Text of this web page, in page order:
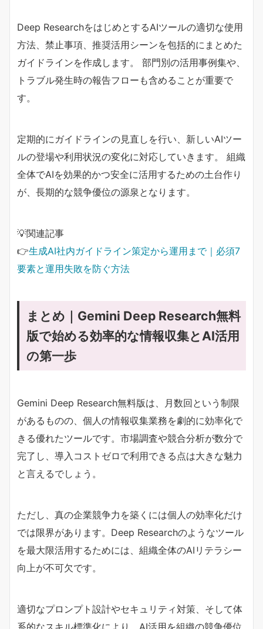
Deep ResearchをはじめとするAIツールの適切な使用
方法、禁止事項、推奨活用シーンを包括的にまとめた
ガイドラインを作成します。 部門別の活用事例集や、
トラブル発生時の報告フローも含めることが重要で
す。
定期的にガイドラインの見直しを行い、新しいAIツー
ルの登場や利用状況の変化に対応していきます。 組織
全体でAIを効果的かつ安全に活用するための土台作り
が、長期的な競争優位の源泉となります。
💡関連記事
👉生成AI社内ガイドライン策定から運用まで｜必須7
要素と運用失敗を防ぐ方法
まとめ｜Gemini Deep Research無料
版で始める効率的な情報収集とAI活用
の第一歩
Gemini Deep Research無料版は、月数回という制限
があるものの、個人の情報収集業務を劇的に効率化で
きる優れたツールです。市場調査や競合分析が数分で
完了し、導入コストゼロで利用できる点は大きな魅力
と言えるでしょう。
ただし、真の企業競争力を築くには個人の効率化だけ
では限界があります。Deep Researchのようなツール
を最大限活用するためには、組織全体のAIリテラシー
向上が不可欠です。
適切なプロンプト設計やセキュリティ対策、そして体
系的なスキル標準化により、AI活用を組織の競争優位